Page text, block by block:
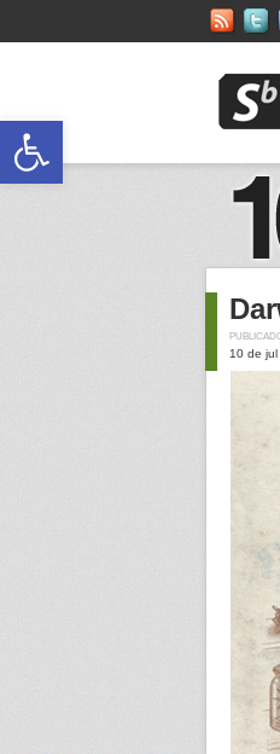
10 de jul
Abrir a barra